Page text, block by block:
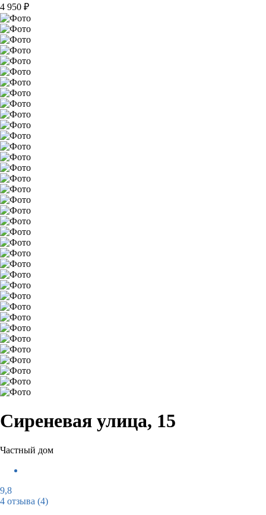
4 950 ₽
Сиреневая улица, 15
Частный дом
9,8
4 отзыва (4)